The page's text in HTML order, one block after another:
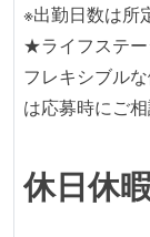
アジャイル
1ヶ月以下
している
に準じるチ
イテレーシ
※出勤日数は所
★ライフステー
フレキシブル
は応募時にご相
休日休暇